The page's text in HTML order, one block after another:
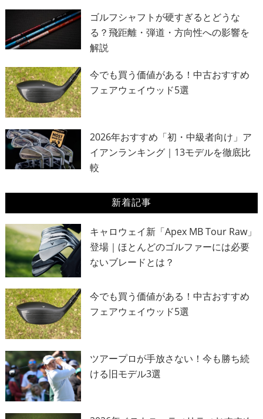
ゴルフシャフトが硬すぎるとどうな
る？飛距離・弾道・方向性への影響を
解説
今でも買う価値がある！中古おすすめ
フェアウェイウッド5選
2026年おすすめ「初・中級者向け」ア
イアンランキング｜13モデルを徹底比
較
新着記事
キャロウェイ新「Apex MB Tour Raw」
登場｜ほとんどのゴルファーには必要
ないブレードとは？
今でも買う価値がある！中古おすすめ
フェアウェイウッド5選
ツアープロが手放さない！今も勝ち続
ける旧モデル3選